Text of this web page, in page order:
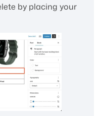
by placing your